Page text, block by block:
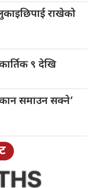
राखेको
९ देखि
समाउन सक्ने’